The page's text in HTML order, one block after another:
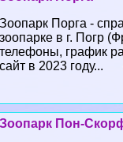
Зоопарк Порга -
зоопарке в г. Погр
телефоны, график
сайт в 2023 году...
Зоопарк Пон-